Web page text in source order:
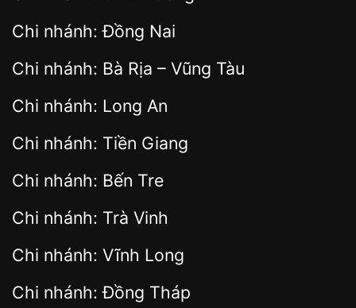
Chi nhánh: Đồng Nai
Chi nhánh: Bà Rịa – Vũng Tàu
Chi nhánh: Long An
Chi nhánh: Tiền Giang
Chi nhánh: Bến Tre
Chi nhánh: Trà Vinh
Chi nhánh: Vĩnh Long
Chi nhánh: Đồng Tháp